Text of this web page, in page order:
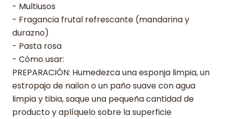
- Multiusos
- Fragancia frutal refrescante (mandarina y
durazno)
- Pasta rosa
- Cómo usar:
PREPARACIÓN: Humedezca una esponja limpia, un
estropajo de nailon o un paño suave con agua
limpia y tibia, saque una pequeña cantidad de
producto y aplíquelo sobre la superficie